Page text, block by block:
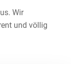
Wir
und völlig